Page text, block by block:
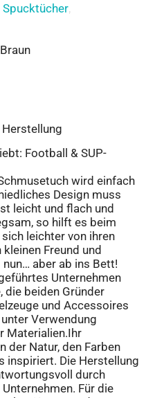
,
Football & SUP-
wird einfach
Design muss
leicht und flach und
so hilft es beim
leichter von ihren
Freund und
aber ab ins Bett!
Unternehmen
die beiden Gründer
und Accessoires
Verwendung
Materialien.Ihr
der Natur, den Farben
inspiriert. Die Herstellung
durch
Für die